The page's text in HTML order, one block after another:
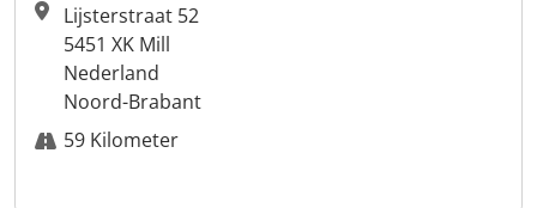
Lijsterstraat 52
5451 XK Mill
Nederland
Noord-Brabant
59 Kilometer